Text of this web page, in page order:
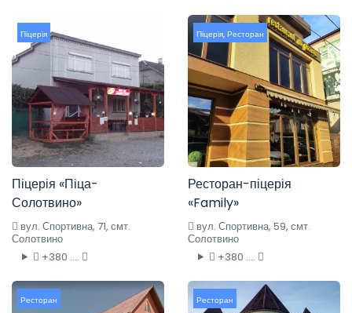
Піцерія
Піцерія «Піца-
Солотвино»
вул. Спортивна, 71, смт.
Солотвино
+380 ....
Піцерія, Ресторан
Ресторан-піцерія
«Family»
вул. Спортивна, 59, смт.
Солотвино
+380 ....
Ресторан Ресторан